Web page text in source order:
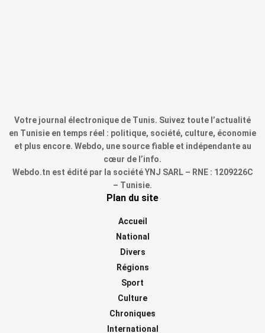
Votre journal électronique de Tunis. Suivez toute l’actualité
en Tunisie en temps réel : politique, société, culture, économie
et plus encore. Webdo, une source fiable et indépendante au
cœur de l’info.
Webdo.tn est édité par la société YNJ SARL – RNE : 1209226C
– Tunisie.
Plan du site
Accueil
National
Divers
Régions
Sport
Culture
Chroniques
International